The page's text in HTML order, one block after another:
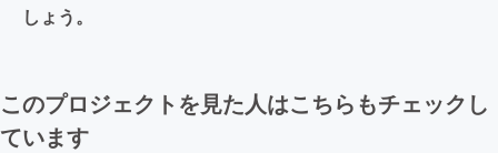
しょう。
このプロジェクトを見た人はこちらもチェックし
ています